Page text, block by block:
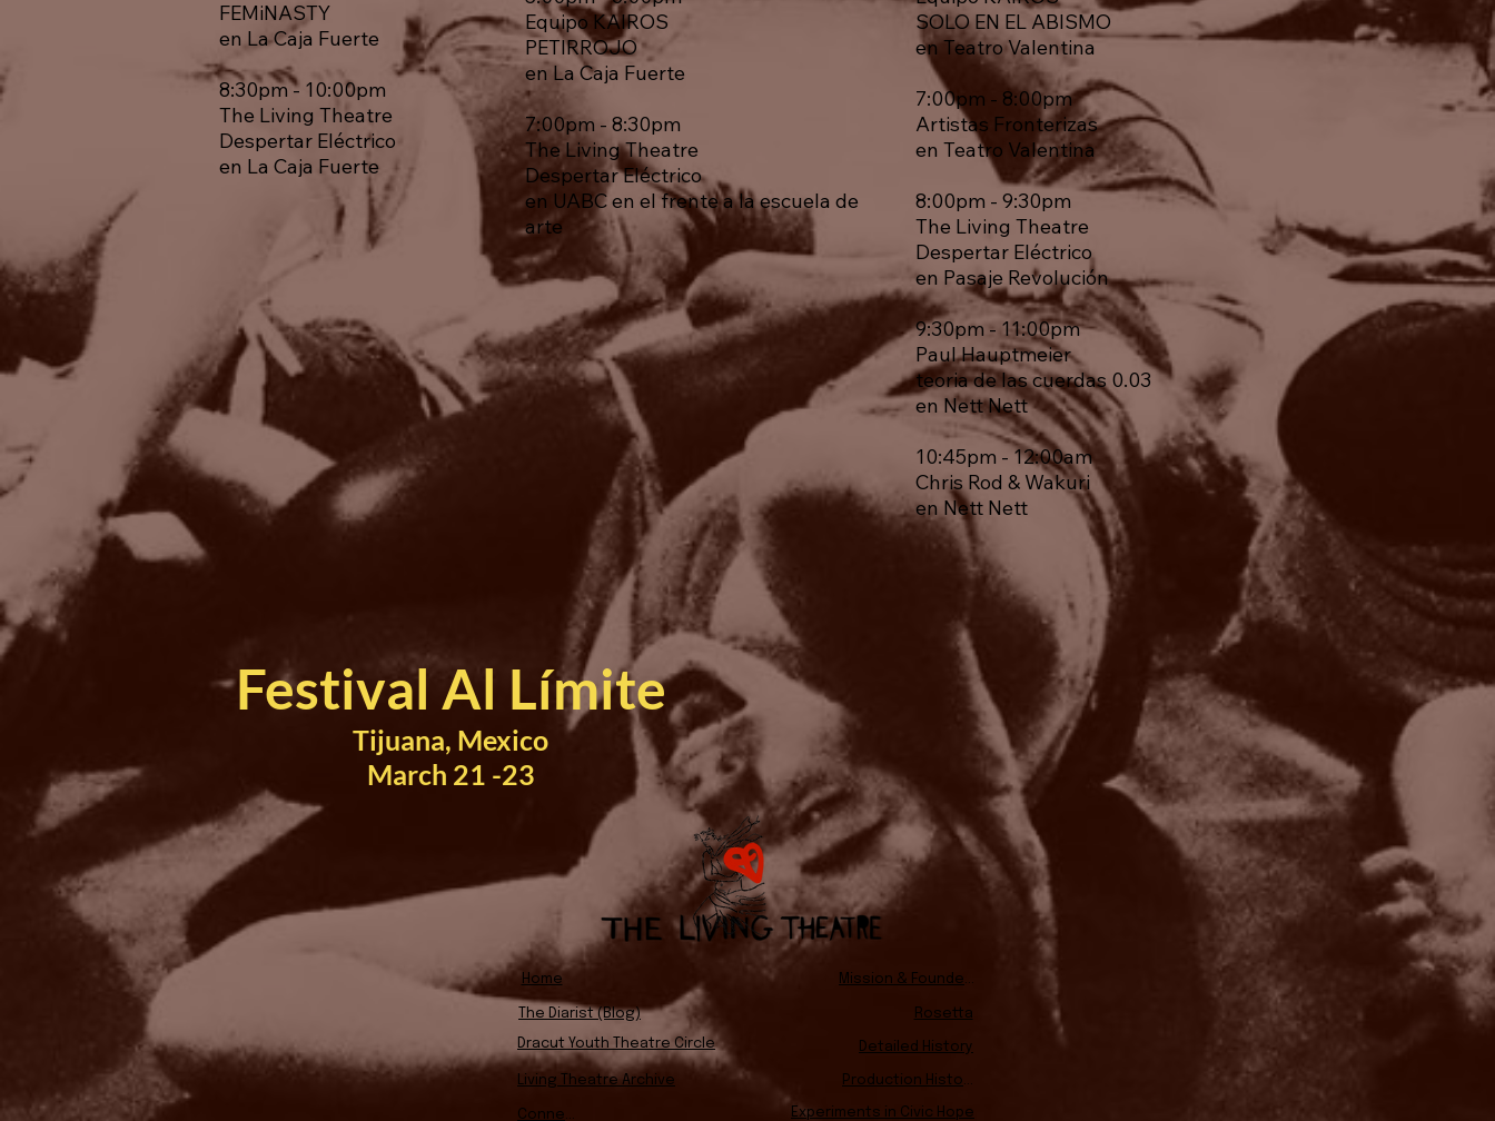
FEMiNASTY
en La Caja Fuerte
8:30pm - 10:00pm
The Living Theatre
Despertar Eléctrico
en La Caja Fuerte
Equipo KAIROS
PETIRROJO
en La Caja Fuerte
7:00pm - 8:30pm
The Living Theatre
Despertar Eléctrico
en UABC en el frente a la escuela de
arte
SOLO EN EL ABISMO
en Teatro Valentina
7:00pm - 8:00pm
Artistas Fronterizas
en Teatro Valentina
8:00pm - 9:30pm
The Living Theatre
Despertar Eléctrico
en Pasaje Revolución
9:30pm - 11:00pm
Paul Hauptmeier
teoria de las cuerdas 0.03
en Nett Nett
10:45pm - 12:00am
Chris Rod & Wakuri
en Nett Nett
Festival Al Límite
Tijuana, Mexico
March 21 -23
Home
The Diarist (Blog)
Dracut Youth Theatre Circle
Living Theatre Archive
Connect
Rosetta
Detailed History
Experiments in Civic Hope